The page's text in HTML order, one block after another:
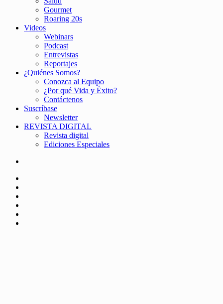
Gourmet
Roaring 20s
Videos
Webinars
Podcast
Entrevistas
Reportajes
¿Quiénes Somos?
Conozca al Equipo
¿Por qué Vida y Éxito?
Contáctenos
Suscríbase
Newsletter
REVISTA DIGITAL
Revista digital
Ediciones Especiales